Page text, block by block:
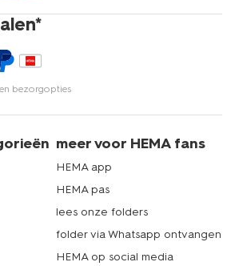
bezorgopties
meer voor HEMA fans
HEMA app
HEMA pas
lees onze folders
folder via Whatsapp ontvangen
HEMA op social media